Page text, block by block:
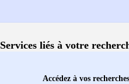
Services liés à votre
Accédez à vos